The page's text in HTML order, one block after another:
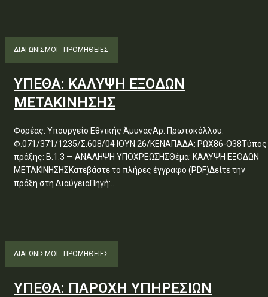
ΔΙΑΓΩΝΙΣΜΟΊ - ΠΡΟΜΉΘΕΙΕΣ
ΥΠΕΘΑ: ΚΑΛΥΨΗ ΕΞΟΔΩΝ
ΜΕΤΑΚΙΝΗΣΗΣ
Φορέας: Υπουργείο Εθνικής ΆμυναςΑρ. Πρωτοκόλλου:
Φ.071/371/1235/Σ.608/04 ΙΟΥΝ 26/ΚΕΝΑΠΑΔΑ: ΡΩΧ86-Ο38Τύπος
πράξης: Β.1.3 — ΑΝΑΛΗΨΗ ΥΠΟΧΡΕΩΣΗΣΘέμα: ΚΑΛΥΨΗ ΕΞΟΔΩΝ
ΜΕΤΑΚΙΝΗΣΗΣΚατεβάστε το πλήρες έγγραφο (PDF)Δείτε την
πράξη στη ΔιαύγειαΠηγή:...
ΔΙΑΓΩΝΙΣΜΟΊ - ΠΡΟΜΉΘΕΙΕΣ
ΥΠΕΘΑ: ΠΑΡΟΧΗ ΥΠΗΡΕΣΙΩΝ